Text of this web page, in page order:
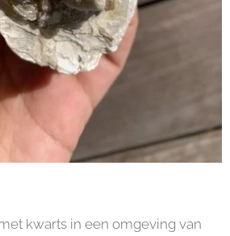
kwarts in een omgeving van